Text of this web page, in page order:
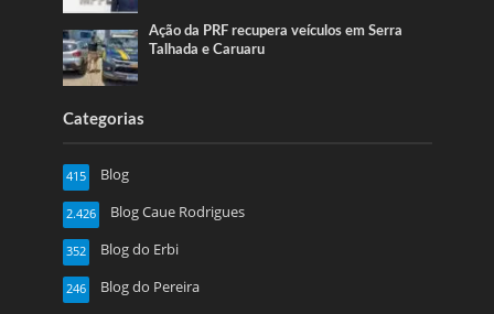
Ação da PRF recupera veículos em Serra
Talhada e Caruaru
Categorias
Blog
415
Blog Caue Rodrigues
2.426
Blog do Erbi
352
Blog do Pereira
246